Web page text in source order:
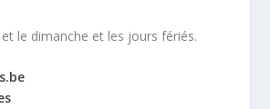
le dimanche et les jours fériés.